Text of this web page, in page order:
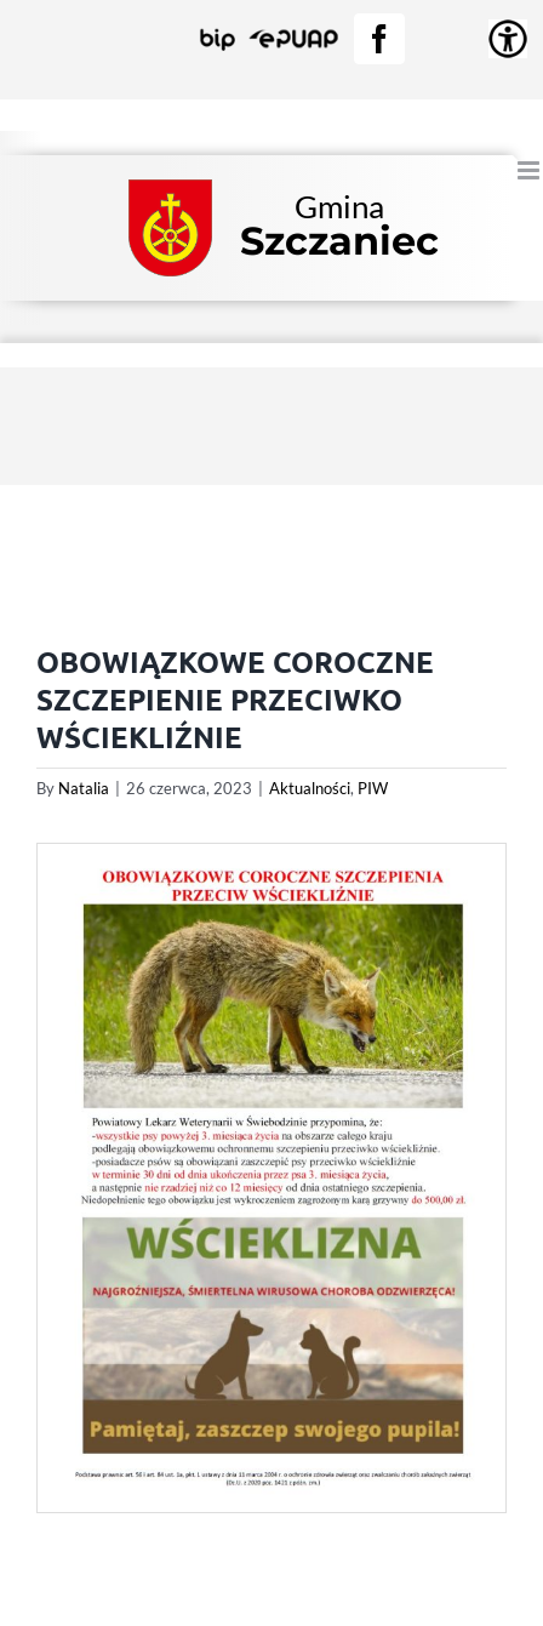
BIP EPUAPFacebook
Gmina
Szczaniec
OBOWIĄZKOWE COROCZNE
SZCZEPIENIE PRZECIWKO
WŚCIEKLIŹNIE
By Natalia 26 czerwca, 2023 Aktualności, PIW